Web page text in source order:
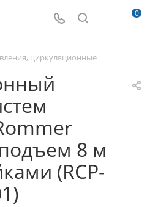
0
циркуляционные
8 м
(RCP-